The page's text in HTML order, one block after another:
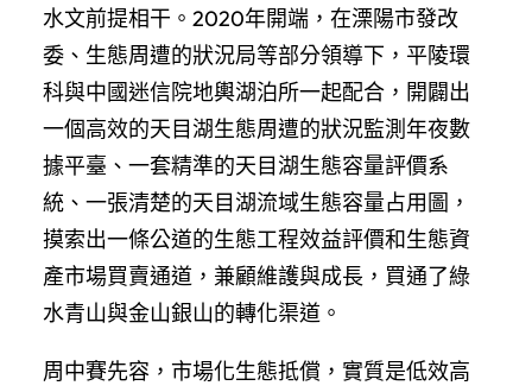
水文前提相干。2020年開端，在溧陽市發改
委、生態周遭的狀況局等部分領導下，平陵環
科與中國迷信院地輿湖泊所一起配合，開闢出
一個高效的天目湖生態周遭的狀況監測年夜數
據平臺、一套精準的天目湖生態容量評價系
統、一張清楚的天目湖流域生態容量占用圖，
摸索出一條公道的生態工程效益評價和生態資
產市場買賣通道，兼顧維護與成長，買通了綠
水青山與金山銀山的轉化渠道。
周中賽先容，市場化生態抵償，實質是低效高